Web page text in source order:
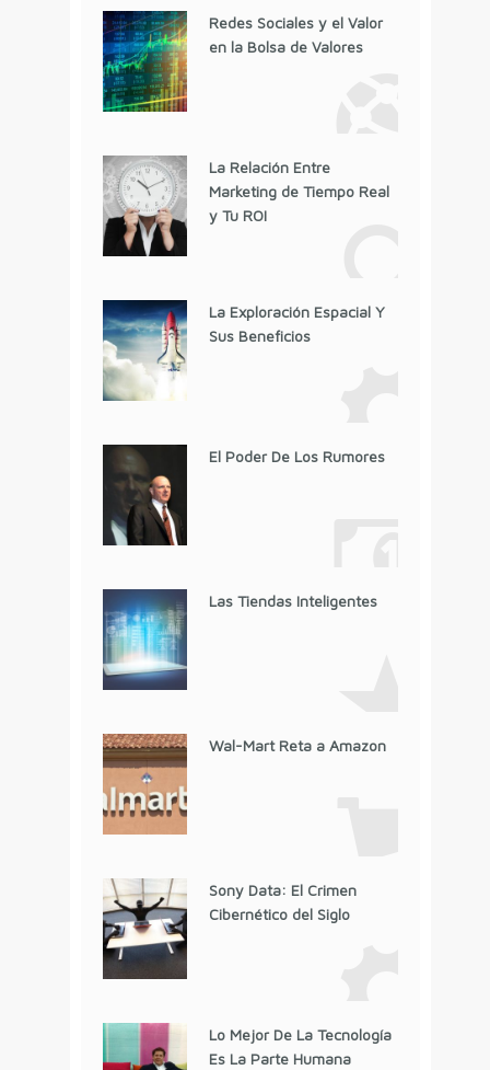
Redes Sociales y el Valor
en la Bolsa de Valores
La Relación Entre
Marketing de Tiempo Real
y Tu ROI
La Exploración Espacial Y
Sus Beneficios
El Poder De Los Rumores
Las Tiendas Inteligentes
Wal-Mart Reta a Amazon
Sony Data: El Crimen
Cibernético del Siglo
Lo Mejor De La Tecnología
Es La Parte Humana